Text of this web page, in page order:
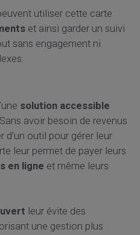
utiliser cette carte
et ainsi garder un suivi
sans engagement ni
solution accessible
avoir besoin de revenus
d’un outil pour gérer leur
leur permet de payer leurs
en ligne et même leurs
leur évite des
une gestion plus